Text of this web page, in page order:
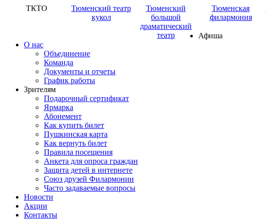
ТКТО
Тюменский театр
кукол
Тюменский
большой
драматический
театр
Тюменская
филармония
Афиша
О нас
Объединение
Команда
Документы и отчеты
График работы
Зрителям
Подарочный сертификат
Ярмарка
Абонемент
Как купить билет
Пушкинская карта
Как вернуть билет
Правила посещения
Анкета для опроса граждан
Защита детей в интернете
Союз друзей Филармонии
Часто задаваемые вопросы
Новости
Акции
Контакты